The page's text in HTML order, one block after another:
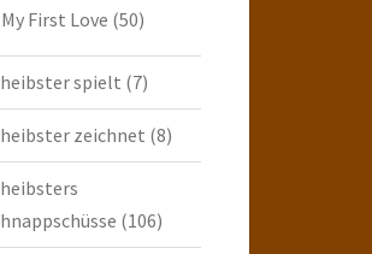
My First Love (50)
spielt (7)
zeichnet (8)
(106)